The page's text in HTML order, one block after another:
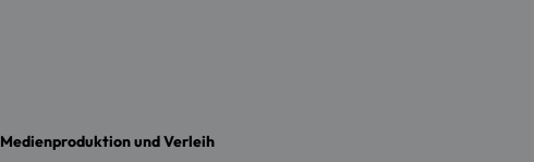
Medienproduktion und Verleih